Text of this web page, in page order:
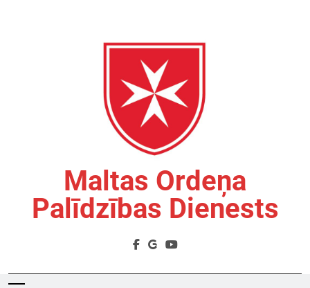
Maltas Ordeņa
Palīdzības Dienests